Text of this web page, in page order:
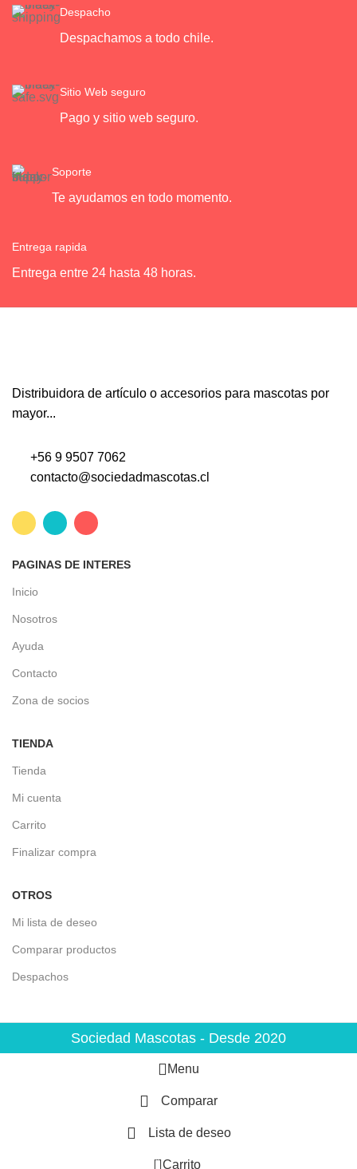
Despacho
Despachamos a todo chile.
Sitio Web seguro
Pago y sitio web seguro.
Soporte
Te ayudamos en todo momento.
Entrega rapida
Entrega entre 24 hasta 48 horas.
Distribuidora de artículo o accesorios para mascotas por
mayor...
+56 9 9507 7062
contacto@sociedadmascotas.cl
PAGINAS DE INTERES
Inicio
Nosotros
Ayuda
Contacto
Zona de socios
TIENDA
Tienda
Mi cuenta
Carrito
Finalizar compra
OTROS
Mi lista de deseo
Comparar productos
Despachos
Sociedad Mascotas - Desde 2020
Menu
Comparar
Lista de deseo
0 Carrito